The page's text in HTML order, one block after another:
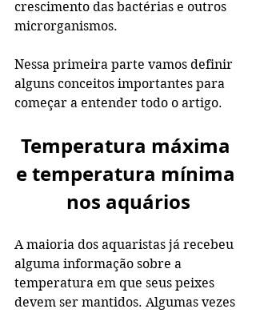
crescimento das bactérias e outros
microrganismos.
Nessa primeira parte vamos definir
alguns conceitos importantes para
começar a entender todo o artigo.
Temperatura máxima
e temperatura mínima
nos aquários
A maioria dos aquaristas já recebeu
alguma informação sobre a
temperatura em que seus peixes
devem ser mantidos. Algumas vezes